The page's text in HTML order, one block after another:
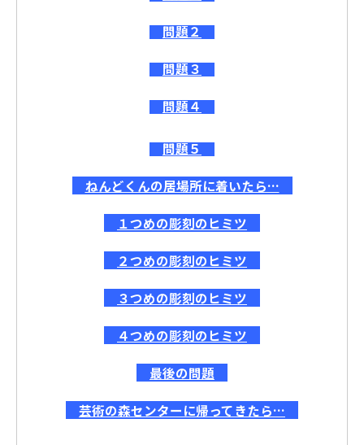
問題２
問題３
問題４
問題５
ねんどくんの居場所に着いたら…
１つめの彫刻のヒミツ
２つめの彫刻のヒミツ
３つめの彫刻のヒミツ
４つめの彫刻のヒミツ
最後の問題
芸術の森センターに帰ってきたら…